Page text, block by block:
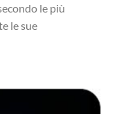
le più
le sue